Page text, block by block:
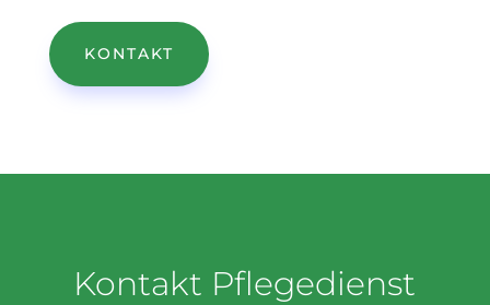
KONTAKT
Kontakt Pflegedienst